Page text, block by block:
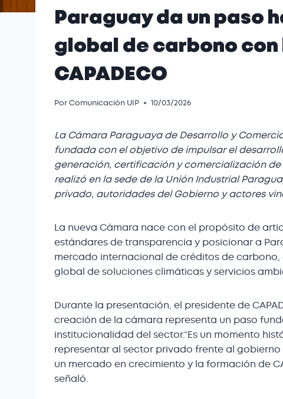
Paraguay da un paso
global de carbono
CAPADECO
PorComunicación UIP 10/03/2026
La Cámara Paraguaya de Desarrollo y
fundada con el objetivo de impulsar el
generación, certificación y comercialización
realizó en la sede de la Unión Industrial
privado, autoridades del Gobierno y actores
La nueva Cámara nace con el propósito de
estándares de transparencia y posicionar a
mercado internacional de créditos de
global de soluciones climáticas y servicios
Durante la presentación, el presidente de
creación de la cámara representa un paso
institucionalidad del sector.“Es un momento
representar al sector privado frente al
un mercado en crecimiento y la formación de
señaló.